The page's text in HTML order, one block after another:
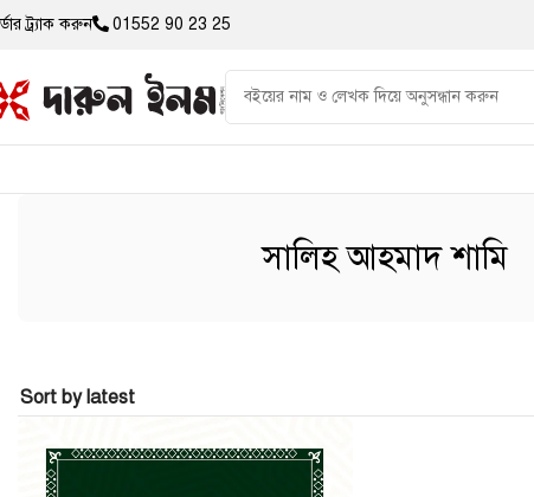
ট্র্যাক করুন 01552 90 23 25
সালিহ আহমাদ শামি